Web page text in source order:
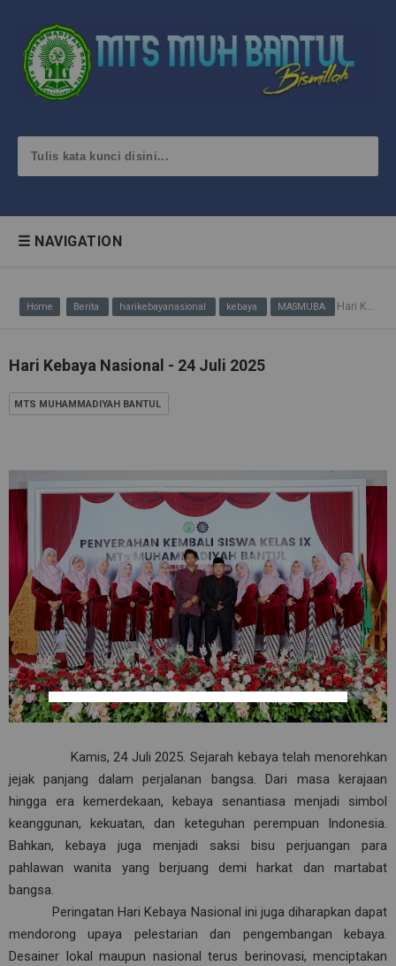
☰ NAVIGATION
Home Berita harikebayanasional kebaya MASMUBA Hari Kebaya Nasional - 24 Juli 2025
Hari Kebaya Nasional - 24 Juli 2025
MTS MUHAMMADIYAH BANTUL
Kamis, 24 Juli 2025. Sejarah kebaya telah menorehkan
jejak panjang dalam perjalanan bangsa. Dari masa kerajaan
hingga era kemerdekaan, kebaya senantiasa menjadi simbol
keanggunan, kekuatan, dan keteguhan perempuan Indonesia.
Bahkan, kebaya juga menjadi saksi bisu perjuangan para
pahlawan wanita yang berjuang demi harkat dan martabat
bangsa.
Peringatan Hari Kebaya Nasional ini juga diharapkan dapat
mendorong upaya pelestarian dan pengembangan kebaya.
Desainer lokal maupun nasional terus berinovasi, menciptakan